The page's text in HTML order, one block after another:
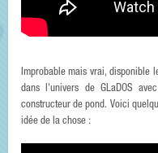
Improbable mais vrai, disponible
dans l'univers de GLaDOS
constructeur de pond. Voici
idée de la chose :